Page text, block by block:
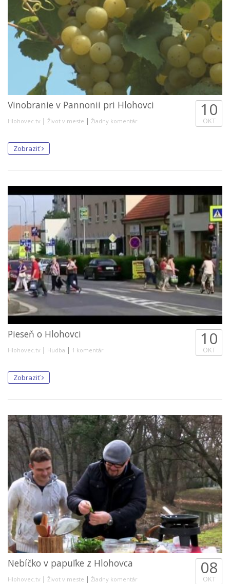
Vinobranie v Pannonii pri Hlohovci
Hlohovec.tv | Život v meste | Žiadny komentár
10
OKT
Zobraziť
Pieseň o Hlohovci
Hlohovec.tv | Hudba | 1 komentár
10
OKT
Zobraziť
Nebíčko v papuľke z Hlohovca
Hlohovec.tv | Život v meste | Žiadny komentár
08
OKT